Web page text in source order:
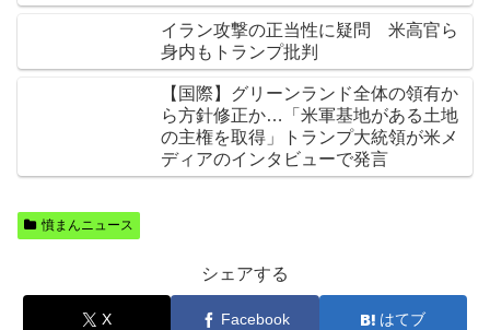
イラン攻撃の正当性に疑問 米高官ら
身内もトランプ批判
【国際】グリーンランド全体の領有か
ら方針修正か…「米軍基地がある土地
の主権を取得」トランプ大統領が米メ
ディアのインタビューで発言
憤まんニュース
シェアする
X Facebook はてブ